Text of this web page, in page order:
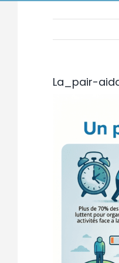
La_pair-